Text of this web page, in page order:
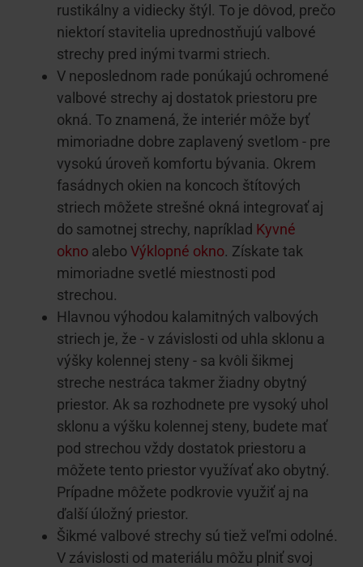
rustikálny a vidiecky štýl. To je dôvod, prečo
niektorí stavitelia uprednostňujú valbové
strechy pred inými tvarmi striech.
V neposlednom rade ponúkajú ochromené
valbové strechy aj dostatok priestoru pre
okná. To znamená, že interiér môže byť
mimoriadne dobre zaplavený svetlom - pre
vysokú úroveň komfortu bývania. Okrem
fasádnych okien na koncoch štítových
striech môžete strešné okná integrovať aj
do samotnej strechy, napríklad Kyvné
okno alebo Výklopné okno. Získate tak
mimoriadne svetlé miestnosti pod
strechou.
Hlavnou výhodou kalamitných valbových
striech je, že - v závislosti od uhla sklonu a
výšky kolennej steny - sa kvôli šikmej
streche nestráca takmer žiadny obytný
priestor. Ak sa rozhodnete pre vysoký uhol
sklonu a výšku kolennej steny, budete mať
pod strechou vždy dostatok priestoru a
môžete tento priestor využívať ako obytný.
Prípadne môžete podkrovie využiť aj na
ďalší úložný priestor.
Šikmé valbové strechy sú tiež veľmi odolné.
V závislosti od materiálu môžu plniť svoj